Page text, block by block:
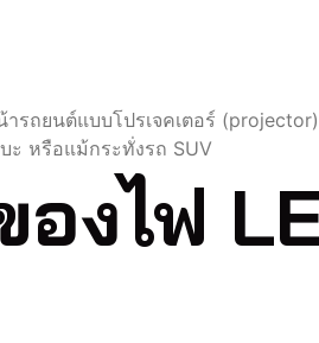
ถยนต์แบบโปรเจคเตอร์
ะ หรือแม้กระทั่งรถ SUV
งไฟ